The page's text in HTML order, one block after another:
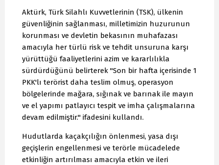
Aktürk, Türk Silahlı Kuvvetlerinin (TSK), ülkenin
güvenliğinin sağlanması, milletimizin huzurunun
korunması ve devletin bekasının muhafazası
amacıyla her türlü risk ve tehdit unsuruna karşı
yürüttüğü faaliyetlerini azim ve kararlılıkla
sürdürdüğünü belirterek "Son bir hafta içerisinde 1
PKK'lı terörist daha teslim olmuş, operasyon
bölgelerinde mağara, sığınak ve barınak ile mayın
ve el yapımı patlayıcı tespit ve imha çalışmalarına
devam edilmiştir." ifadesini kullandı.
Hudutlarda kaçakçılığın önlenmesi, yasa dışı
geçişlerin engellenmesi ve terörle mücadelede
etkinliğin artırılması amacıyla etkin ve ileri